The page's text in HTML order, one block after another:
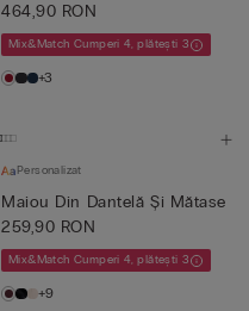
464,90 RON
Mix&Match Cumperi 4, plătești 3
+3
Personalizat
Maiou Din Dantelă Și Mătase
259,90 RON
Mix&Match Cumperi 4, plătești 3
+9